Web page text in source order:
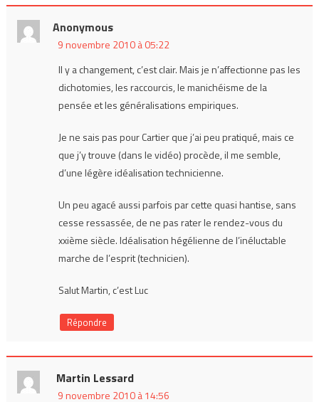
Anonymous
9 novembre 2010 à 05:22
Il y a changement, c’est clair. Mais je n’affectionne pas les
dichotomies, les raccourcis, le manichéisme de la
pensée et les généralisations empiriques.
Je ne sais pas pour Cartier que j’ai peu pratiqué, mais ce
que j’y trouve (dans le vidéo) procède, il me semble,
d’une légère idéalisation technicienne.
Un peu agacé aussi parfois par cette quasi hantise, sans
cesse ressassée, de ne pas rater le rendez-vous du
xxième siècle. Idéalisation hégélienne de l’inéluctable
marche de l’esprit (technicien).
Salut Martin, c’est Luc
Répondre
Martin Lessard
9 novembre 2010 à 14:56